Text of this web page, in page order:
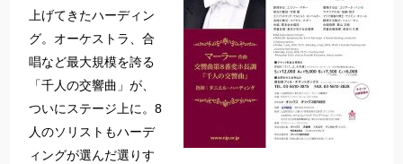
上げてきたハーディン
グ。オーケストラ、合
唱など最大規模を誇る
「千人の交響曲」が、
ついにステージ上に。8
人のソリストもハーデ
ィングが選んだ選りす